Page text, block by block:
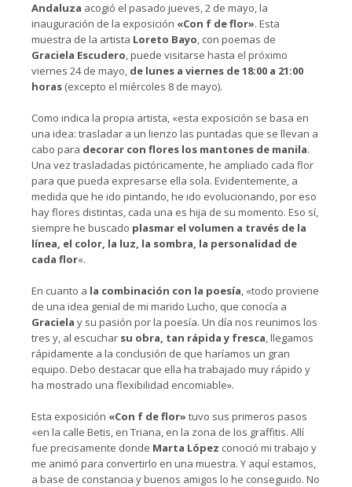
Andaluza acogió el pasado jueves, 2 de mayo, la
inauguración de la exposición «Con f de flor». Esta
muestra de la artista Loreto Bayo, con poemas de
Graciela Escudero, puede visitarse hasta el próximo
viernes 24 de mayo, de lunes a viernes de 18:00 a 21:00
horas (excepto el miércoles 8 de mayo).
Como indica la propia artista, «esta exposición se basa en
una idea: trasladar a un lienzo las puntadas que se llevan a
cabo para decorar con flores los mantones de manila.
Una vez trasladadas pictóricamente, he ampliado cada flor
para que pueda expresarse ella sola. Evidentemente, a
medida que he ido pintando, he ido evolucionando, por eso
hay flores distintas, cada una es hija de su momento. Eso sí,
siempre he buscado plasmar el volumen a través de la
línea, el color, la luz, la sombra, la personalidad de
cada flor«.
En cuanto a la combinación con la poesía, «todo proviene
de una idea genial de mi marido Lucho, que conocía a
Graciela y su pasión por la poesía. Un día nos reunimos los
tres y, al escuchar su obra, tan rápida y fresca, llegamos
rápidamente a la conclusión de que haríamos un gran
equipo. Debo destacar que ella ha trabajado muy rápido y
ha mostrado una flexibilidad encomiable».
Esta exposición «Con f de flor» tuvo sus primeros pasos
«en la calle Betis, en Triana, en la zona de los graffitis. Allí
fue precisamente donde Marta López conoció mi trabajo y
me animó para convertirlo en una muestra. Y aquí estamos,
a base de constancia y buenos amigos lo he conseguido. No